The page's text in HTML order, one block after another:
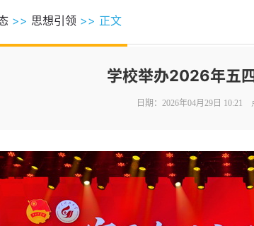
>> 思想引领 >> 正文
学校举办2026年五
日期：2026年04月29日 10:21